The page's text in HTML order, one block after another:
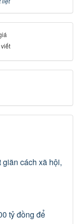
cách xã hội,
tỷ đồng để